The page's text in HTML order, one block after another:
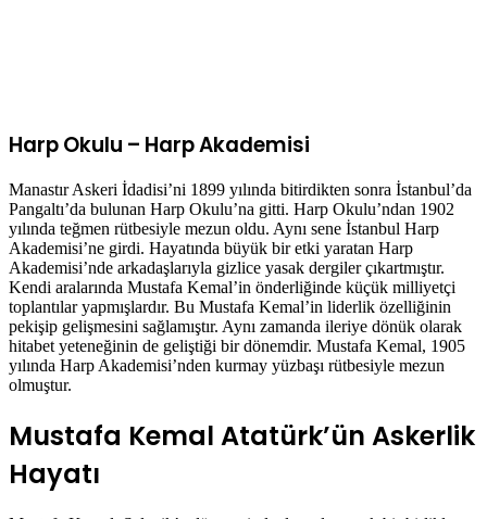
Harp Okulu – Harp Akademisi
Manastır Askeri İdadisi’ni 1899 yılında bitirdikten sonra İstanbul’da
Pangaltı’da bulunan Harp Okulu’na gitti. Harp Okulu’ndan 1902
yılında teğmen rütbesiyle mezun oldu. Aynı sene İstanbul Harp
Akademisi’ne girdi. Hayatında büyük bir etki yaratan Harp
Akademisi’nde arkadaşlarıyla gizlice yasak dergiler çıkartmıştır.
Kendi aralarında Mustafa Kemal’in önderliğinde küçük milliyetçi
toplantılar yapmışlardır. Bu Mustafa Kemal’in liderlik özelliğinin
pekişip gelişmesini sağlamıştır. Aynı zamanda ileriye dönük olarak
hitabet yeteneğinin de geliştiği bir dönemdir. Mustafa Kemal, 1905
yılında Harp Akademisi’nden kurmay yüzbaşı rütbesiyle mezun
olmuştur.
Mustafa Kemal Atatürk’ün Askerlik
Hayatı